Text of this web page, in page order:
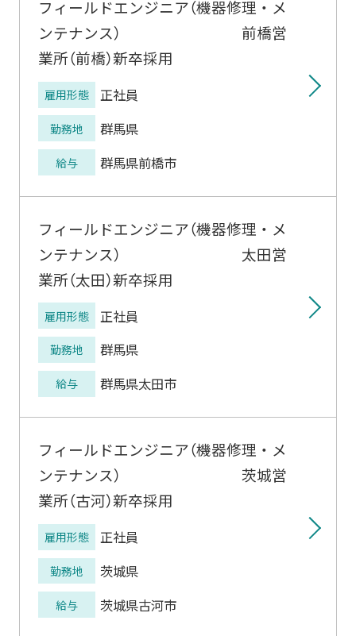
フィールドエンジニア（機器修理・メ
ンテナンス） 前橋営
業所（前橋）新卒採用
雇用形態 正社員
勤務地 群馬県
給与 群馬県前橋市
フィールドエンジニア（機器修理・メ
ンテナンス） 太田営
業所（太田）新卒採用
雇用形態 正社員
勤務地 群馬県
給与 群馬県太田市
フィールドエンジニア（機器修理・メ
ンテナンス） 茨城営
業所（古河）新卒採用
雇用形態 正社員
勤務地 茨城県
給与 茨城県古河市